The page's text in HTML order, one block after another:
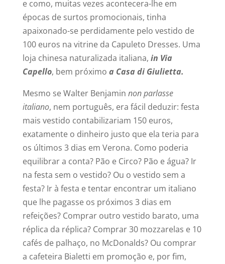
e como, muitas vezes acontecera-lhe em
épocas de surtos promocionais, tinha
apaixonado-se perdidamente pelo vestido de
100 euros na vitrine da Capuleto Dresses. Uma
loja chinesa naturalizada italiana, in Via
Capello, bem próximo a Casa di Giulietta.
Mesmo se Walter Benjamin non parlasse
italiano, nem português, era fácil deduzir: festa
mais vestido contabilizariam 150 euros,
exatamente o dinheiro justo que ela teria para
os últimos 3 dias em Verona. Como poderia
equilibrar a conta? Pão e Circo? Pão e água? Ir
na festa sem o vestido? Ou o vestido sem a
festa? Ir à festa e tentar encontrar um italiano
que lhe pagasse os próximos 3 dias em
refeições? Comprar outro vestido barato, uma
réplica da réplica? Comprar 30 mozzarelas e 10
cafés de palhaço, no McDonalds? Ou comprar
a cafeteira Bialetti em promoção e, por fim,